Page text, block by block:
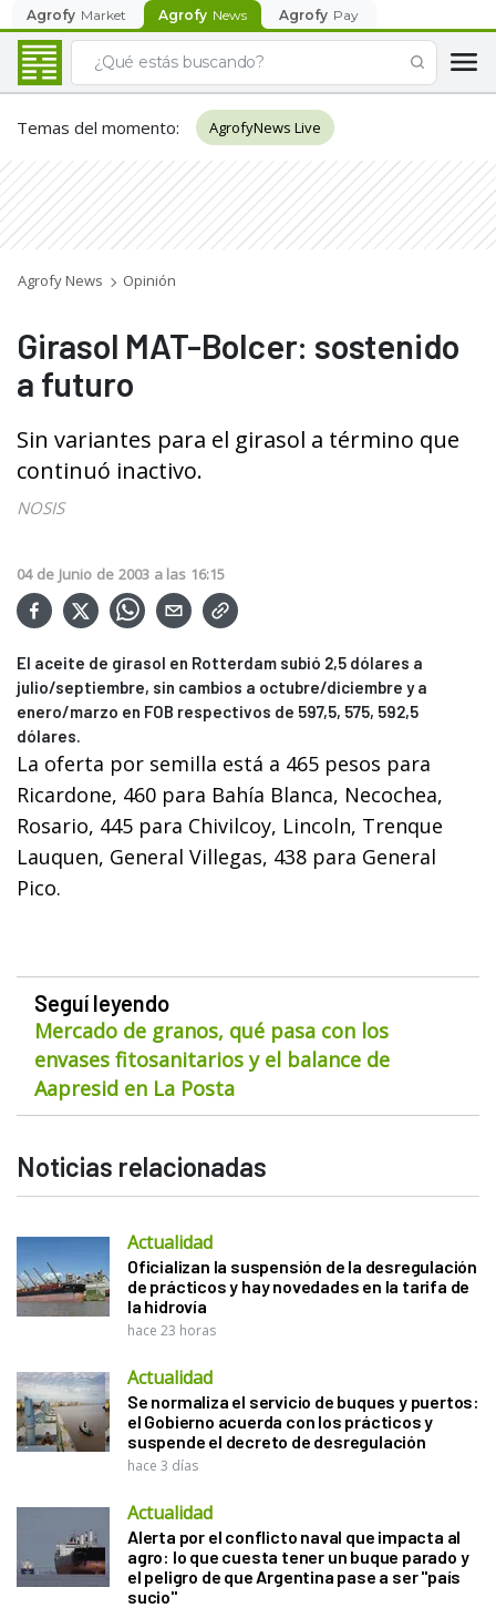
Agrofy Market Agrofy News Agrofy Pay
Temas del momento: AgrofyNews Live
Agrofy News Opinión
Girasol MAT-Bolcer: sostenido
a futuro
Sin variantes para el girasol a término que
continuó inactivo.
NOSIS
04 de Junio de 2003 a las 16:15
El aceite de girasol en Rotterdam subió 2,5 dólares a
julio/septiembre, sin cambios a octubre/diciembre y a
enero/marzo en FOB respectivos de 597,5, 575, 592,5
dólares.
La oferta por semilla está a 465 pesos para
Ricardone, 460 para Bahía Blanca, Necochea,
Rosario, 445 para Chivilcoy, Lincoln, Trenque
Lauquen, General Villegas, 438 para General
Pico.
Seguí leyendo
Mercado de granos, qué pasa con los
envases fitosanitarios y el balance de
Aapresid en La Posta
Noticias relacionadas
Actualidad
Oficializan la suspensión de la desregulación
de prácticos y hay novedades en la tarifa de
la hidrovía
hace 23 horas
Actualidad
Se normaliza el servicio de buques y puertos:
el Gobierno acuerda con los prácticos y
suspende el decreto de desregulación
hace 3 días
Actualidad
Alerta por el conflicto naval que impacta al
agro: lo que cuesta tener un buque parado y
el peligro de que Argentina pase a ser "país
sucio"